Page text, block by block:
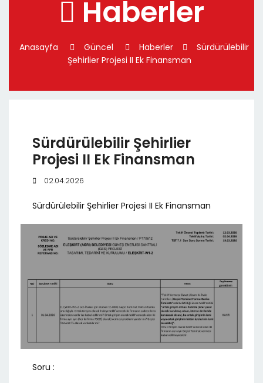
Haberler
Anasayfa Güncel Haberler
Sürdürülebilir
Şehirlier Projesi II Ek Finansman
Sürdürülebilir Şehirlier
Projesi II Ek Finansman
02.04.2026
Sürdürülebilir Şehirlier Projesi II Ek Finansman
Soru :